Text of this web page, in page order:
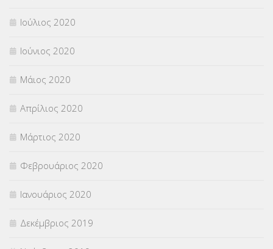
Ιούλιος 2020
Ιούνιος 2020
Μάιος 2020
Απρίλιος 2020
Μάρτιος 2020
Φεβρουάριος 2020
Ιανουάριος 2020
Δεκέμβριος 2019